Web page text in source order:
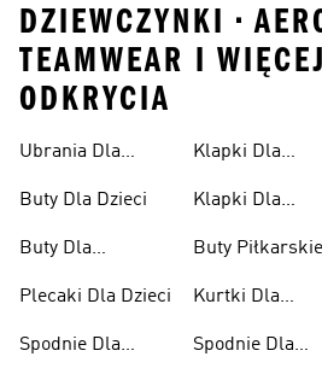
DZIEWCZYNKI •
TEAMWEAR I
ODKRYCIA
Ubrania Dla
Buty Dla Dzieci
Buty Dla
Plecaki Dla Dzieci
Spodnie Dla
Klapki Dla
Klapki Dla
Buty Piłkarskie
Kurtki Dla
Spodnie Dla